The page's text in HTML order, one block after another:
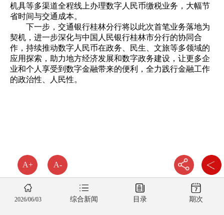
A+ A-
机具等多渠道全程线上办理数字人民币缴税业务，大幅节
省时间与交通成本。
下一步，交通银行桂林分行将以此次首笔业务落地为
契机，进一步深化与中国人民银行桂林市分行的协同合
作，持续推动数字人民币在政务、民生、文旅等多领域的
应用探索，助力地方经济发展和数字政务建设，让更多企
业和个人享受到数字金融带来的便利，全力践行金融工作
的政治性、人民性。
2026/06/03 综合新闻 目录 期次